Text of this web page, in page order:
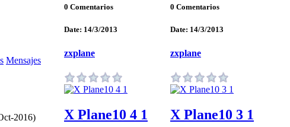
Mensajes
2016)
0 Comentarios
Date: 14/3/2013
zxplane
0 Comentarios
Date: 14/3/2013
zxplane
X Plane10 4 1 X Plane10 3 1